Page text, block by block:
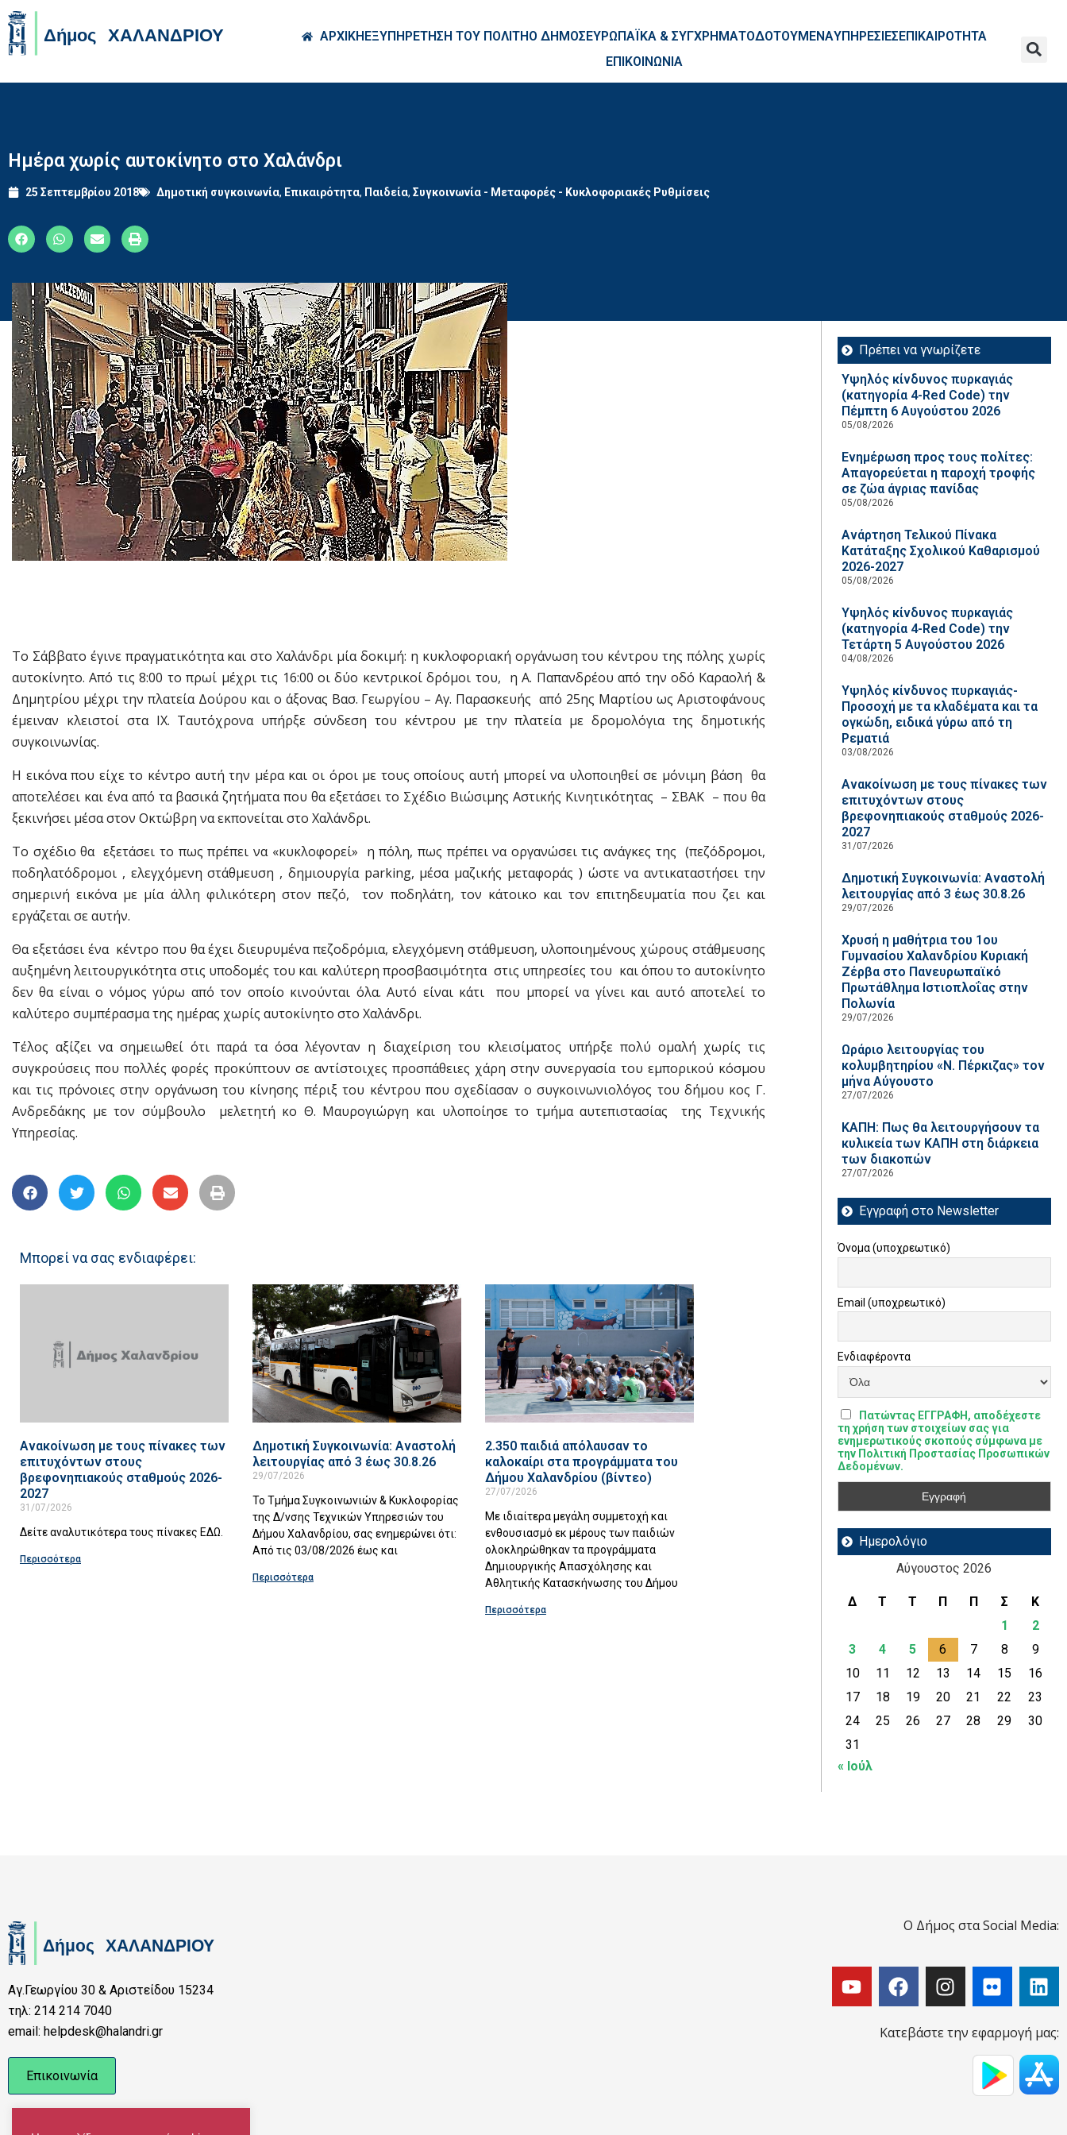
ΑΡΧΙΚΗΕΞΥΠΗΡΕΤΗΣΗ ΤΟΥ ΠΟΛΙΤΗΟ ΔΗΜΟΣΕΥΡΩΠΑΪΚΑ & ΣΥΓΧΡΗΜΑΤΟΔΟΤΟΥΜΕΝΑΥΠΗΡΕΣΙΕΣΕΠΙΚΑΙΡΟΤΗΤΑ
ΕΠΙΚΟΙΝΩΝΙΑ
Ημέρα χωρίς αυτοκίνητο στο Χαλάνδρι
25 Σεπτεμβρίου 2018 Δημοτική συγκοινωνία, Επικαιρότητα, Παιδεία, Συγκοινωνία - Μεταφορές - Κυκλοφοριακές Ρυθμίσεις
Το Σάββατο έγινε πραγματικότητα και στο Χαλάνδρι μία δοκιμή: η κυκλοφοριακή οργάνωση του κέντρου της πόλης χωρίς
αυτοκίνητο. Από τις 8:00 το πρωί μέχρι τις 16:00 οι δύο κεντρικοί δρόμοι του, η Α. Παπανδρέου από την οδό Καραολή &
Δημητρίου μέχρι την πλατεία Δούρου και ο άξονας Βασ. Γεωργίου – Αγ. Παρασκευής από 25ης Μαρτίου ως Αριστοφάνους
έμειναν κλειστοί στα ΙΧ. Ταυτόχρονα υπήρξε σύνδεση του κέντρου με την πλατεία με δρομολόγια της δημοτικής
συγκοινωνίας.
Η εικόνα που είχε το κέντρο αυτή την μέρα και οι όροι με τους οποίους αυτή μπορεί να υλοποιηθεί σε μόνιμη βάση θα
αποτελέσει και ένα από τα βασικά ζητήματα που θα εξετάσει το Σχέδιο Βιώσιμης Αστικής Κινητικότητας – ΣΒΑΚ – που θα
ξεκινήσει μέσα στον Οκτώβρη να εκπονείται στο Χαλάνδρι.
Το σχέδιο θα εξετάσει το πως πρέπει να «κυκλοφορεί» η πόλη, πως πρέπει να οργανώσει τις ανάγκες της (πεζόδρομοι,
ποδηλατόδρομοι , ελεγχόμενη στάθμευση , δημιουργία parking, μέσα μαζικής μεταφοράς ) ώστε να αντικαταστήσει την
σημερινή εικόνα με μία άλλη φιλικότερη στον πεζό, τον ποδηλάτη, τον κάτοικο και τον επιτηδευματία που ζει και
εργάζεται σε αυτήν.
Θα εξετάσει ένα κέντρο που θα έχει διευρυμένα πεζοδρόμια, ελεγχόμενη στάθμευση, υλοποιημένους χώρους στάθμευσης
αυξημένη λειτουργικότητα στις υποδομές του και καλύτερη προσβασιμότητα στις υπηρεσίες του και όπου το αυτοκίνητο
δεν θα είναι ο νόμος γύρω από τον οποίο κινούνται όλα. Αυτό είναι κάτι που μπορεί να γίνει και αυτό αποτελεί το
καλύτερο συμπέρασμα της ημέρας χωρίς αυτοκίνητο στο Χαλάνδρι.
Τέλος αξίζει να σημειωθεί ότι παρά τα όσα λέγονταν η διαχείριση του κλεισίματος υπήρξε πολύ ομαλή χωρίς τις
συγκρούσεις που πολλές φορές προκύπτουν σε αντίστοιχες προσπάθειες χάρη στην συνεργασία του εμπορικού κόσμου
και τις πρόνοιες στην οργάνωση του κίνησης πέριξ του κέντρου που σχεδίασαν ο συγκοινωνιολόγος του δήμου κος Γ.
Ανδρεδάκης με τον σύμβουλο μελετητή κο Θ. Μαυρογιώργη και υλοποίησε το τμήμα αυτεπιστασίας της Τεχνικής
Υπηρεσίας.
Μπορεί να σας ενδιαφέρει:
Ανακοίνωση με τους πίνακες των
επιτυχόντων στους
βρεφονηπιακούς σταθμούς 2026-
2027
31/07/2026
Δείτε αναλυτικότερα τους πίνακες ΕΔΩ.
Περισσότερα
Δημοτική Συγκοινωνία: Αναστολή
λειτουργίας από 3 έως 30.8.26
29/07/2026
Το Τμήμα Συγκοινωνιών & Κυκλοφορίας
της Δ/νσης Τεχνικών Υπηρεσιών του
Δήμου Χαλανδρίου, σας ενημερώνει ότι:
Από τις 03/08/2026 έως και
Περισσότερα
2.350 παιδιά απόλαυσαν το
καλοκαίρι στα προγράμματα του
Δήμου Χαλανδρίου (βίντεο)
27/07/2026
Με ιδιαίτερα μεγάλη συμμετοχή και
ενθουσιασμό εκ μέρους των παιδιών
ολοκληρώθηκαν τα προγράμματα
Δημιουργικής Απασχόλησης και
Αθλητικής Κατασκήνωσης του Δήμου
Περισσότερα
Πρέπει να γνωρίζετε
Υψηλός κίνδυνος πυρκαγιάς
(κατηγορία 4-Red Code) την
Πέμπτη 6 Αυγούστου 2026
05/08/2026
Ενημέρωση προς τους πολίτες:
Απαγορεύεται η παροχή τροφής
σε ζώα άγριας πανίδας
05/08/2026
Ανάρτηση Τελικού Πίνακα
Κατάταξης Σχολικού Καθαρισμού
2026-2027
05/08/2026
Υψηλός κίνδυνος πυρκαγιάς
(κατηγορία 4-Red Code) την
Τετάρτη 5 Αυγούστου 2026
04/08/2026
Υψηλός κίνδυνος πυρκαγιάς-
Προσοχή με τα κλαδέματα και τα
ογκώδη, ειδικά γύρω από τη
Ρεματιά
03/08/2026
Ανακοίνωση με τους πίνακες των
επιτυχόντων στους
βρεφονηπιακούς σταθμούς 2026-
2027
31/07/2026
Δημοτική Συγκοινωνία: Αναστολή
λειτουργίας από 3 έως 30.8.26
29/07/2026
Χρυσή η μαθήτρια του 1ου
Γυμνασίου Χαλανδρίου Κυριακή
Ζέρβα στο Πανευρωπαϊκό
Πρωτάθλημα Ιστιοπλοΐας στην
Πολωνία
29/07/2026
Ωράριο λειτουργίας του
κολυμβητηρίου «Ν. Πέρκιζας» τον
μήνα Αύγουστο
27/07/2026
ΚΑΠΗ: Πως θα λειτουργήσουν τα
κυλικεία των ΚΑΠΗ στη διάρκεια
των διακοπών
27/07/2026
Εγγραφή στο Newsletter
Όνομα (υποχρεωτικό)
Email (υποχρεωτικό)
Ενδιαφέροντα
Πατώντας ΕΓΓΡΑΦΗ, αποδέχεστε
τη χρήση των στοιχείων σας για
ενημερωτικούς σκοπούς σύμφωνα με
την Πολιτική Προστασίας Προσωπικών
Δεδομένων.
Ημερολόγιο
Αύγουστος 2026
Δ Τ Τ Π Π Σ
Κ
1
2
3
4 5 6 7 8
9
10
11 12 13 14 15
16
17
18 19 20 21 22
23
24
25 26 27 28 29
30
31
« Ιούλ
Αγ.Γεωργίου 30 & Αριστείδου 15234
τηλ: 214 214 7040
email: helpdesk@halandri.gr
Επικοινωνία
Ο Δήμος στα Social Media:
Κατεβάστε την εφαρμογή μας: